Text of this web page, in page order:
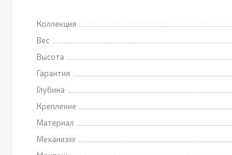
Коллекция
Вес
Высота
Гарантия
Глубина
Крепление
Материал
Механизм